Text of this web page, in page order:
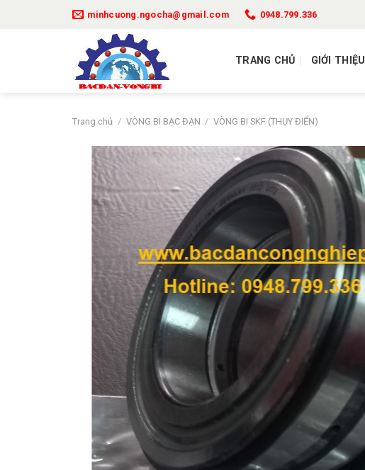
minhcuong.ngocha@gmail.com 0948.799.336
TRANG CHỦ GIỚI THIỆU
Trang chủ / VÒNG BI BẠC ĐẠN / VÒNG BI SKF (THỤY ĐIỂN)